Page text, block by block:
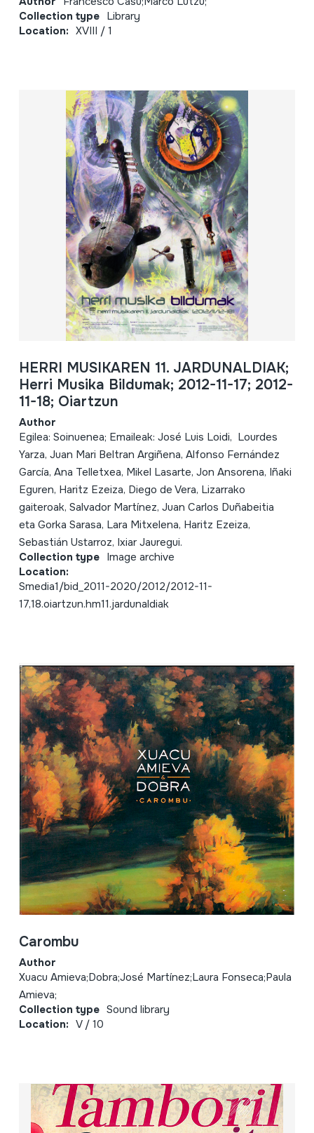
Collection type Library
Location: XVIII / 1
HERRI MUSIKAREN 11. JARDUNALDIAK;
Herri Musika Bildumak; 2012-11-17; 2012-
11-18; Oiartzun
Author
Egilea: Soinuenea; Emaileak: José Luis Loidi, Lourdes
Yarza, Juan Mari Beltran Argiñena, Alfonso Fernández
García, Ana Telletxea, Mikel Lasarte, Jon Ansorena, Iñaki
Eguren, Haritz Ezeiza, Diego de Vera, Lizarrako
gaiteroak, Salvador Martínez, Juan Carlos Duñabeitia
eta Gorka Sarasa, Lara Mitxelena, Haritz Ezeiza,
Sebastián Ustarroz, Ixiar Jauregui.
Collection type Image archive
Location:
Smedia1/bid_2011-2020/2012/2012-11-
17,18.oiartzun.hm11.jardunaldiak
Carombu
Author
Xuacu Amieva;Dobra;José Martínez;Laura Fonseca;Paula
Amieva;
Collection type Sound library
Location: V / 10